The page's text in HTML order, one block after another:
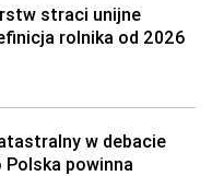
straci unijne
rolnika od 2026
w debacie
Polska powinna